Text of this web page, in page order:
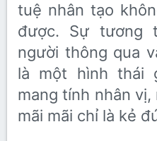
tuệ nhân tạo
được. Sự tương
người thông qua
là một hình thái
mang tính nhân
mãi mãi chỉ là kẻ